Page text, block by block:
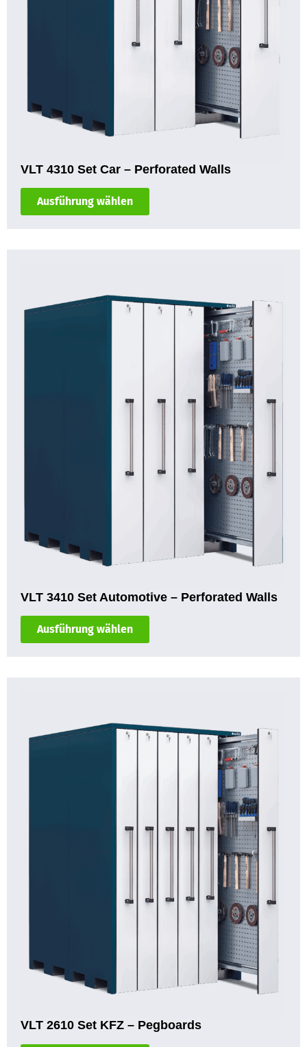
VLT 4310 Set Car – Perforated Walls
Ausführung wählen
VLT 3410 Set Automotive – Perforated Walls
Ausführung wählen
VLT 2610 Set KFZ – Pegboards